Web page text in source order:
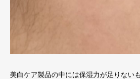
美白ケア製品の中には保湿力が足りない